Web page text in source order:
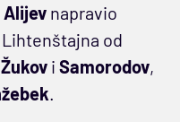
Alijev napravio
od
i Samorodov,
.